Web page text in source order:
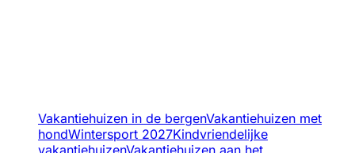
Vakantiehuizen in de bergenVakantiehuizen met
hondWintersport 2027Kindvriendelijke
vakantiehuizenVakantiehuizen aan het